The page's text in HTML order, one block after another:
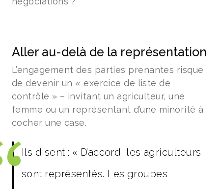
Aller au-delà de la représentation
L’engagement des parties prenantes risque
de devenir un « exercice de liste de
contrôle » – invitant un agriculteur, une
femme ou un représentant d’une minorité à
cocher une case.
Ils disent : « D’accord, les agriculteurs
sont représentés. Les groupes